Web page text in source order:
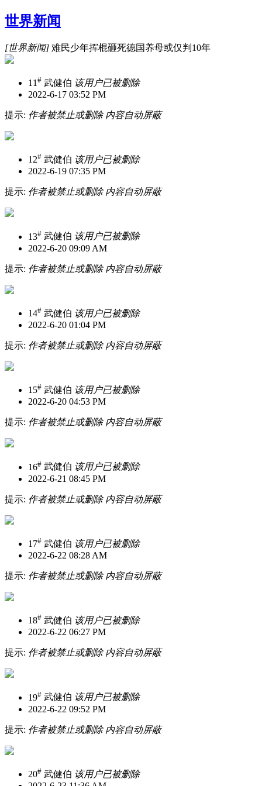
世界新闻
[世界新闻] 难民少年挥棍砸死德国养母或仅判10年
11 # 武健伯 该用户已被删除
2022-6-17 03:52 PM
提示: 作者被禁止或删除 内容自动屏蔽
12# 武健伯 该用户已被删除
2022-6-19 07:35 PM
提示: 作者被禁止或删除 内容自动屏蔽
13# 武健伯 该用户已被删除
2022-6-20 09:09 AM
提示: 作者被禁止或删除 内容自动屏蔽
14# 武健伯 该用户已被删除
2022-6-20 01:04 PM
提示: 作者被禁止或删除 内容自动屏蔽
15# 武健伯 该用户已被删除
2022-6-20 04:53 PM
提示: 作者被禁止或删除 内容自动屏蔽
16# 武健伯 该用户已被删除
2022-6-21 08:45 PM
提示: 作者被禁止或删除 内容自动屏蔽
17# 武健伯 该用户已被删除
2022-6-22 08:28 AM
提示: 作者被禁止或删除 内容自动屏蔽
18# 武健伯 该用户已被删除
2022-6-22 06:27 PM
提示: 作者被禁止或删除 内容自动屏蔽
19# 武健伯 该用户已被删除
2022-6-22 09:52 PM
提示: 作者被禁止或删除 内容自动屏蔽
20# 武健伯 该用户已被删除